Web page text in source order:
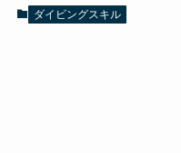
ダイビングスキル